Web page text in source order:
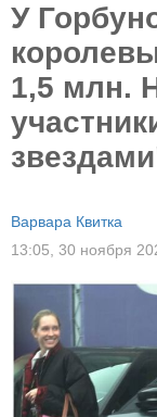
У
1,5 млн.
Варвара Квитка
13:05, 30 ноября